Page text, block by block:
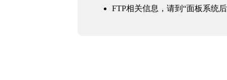
FTP相关信息，请到“面板系统